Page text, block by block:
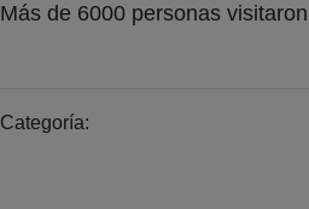
Más de 6000 personas
Categoría: